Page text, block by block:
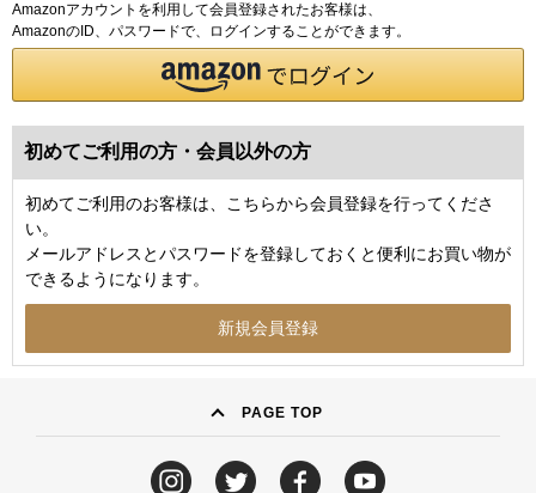
Amazonアカウントを利用して会員登録されたお客様は、
AmazonのID、パスワードで、ログインすることができます。
初めてご利用の方・会員以外の方
初めてご利用のお客様は、こちらから会員登録を行ってくださ
い。
メールアドレスとパスワードを登録しておくと便利にお買い物が
できるようになります。
PAGE TOP